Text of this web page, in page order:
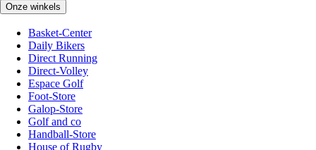
Onze winkels
Basket-Center
Daily Bikers
Direct Running
Direct-Volley
Espace Golf
Foot-Store
Galop-Store
Golf and co
Handball-Store
House of Rugby